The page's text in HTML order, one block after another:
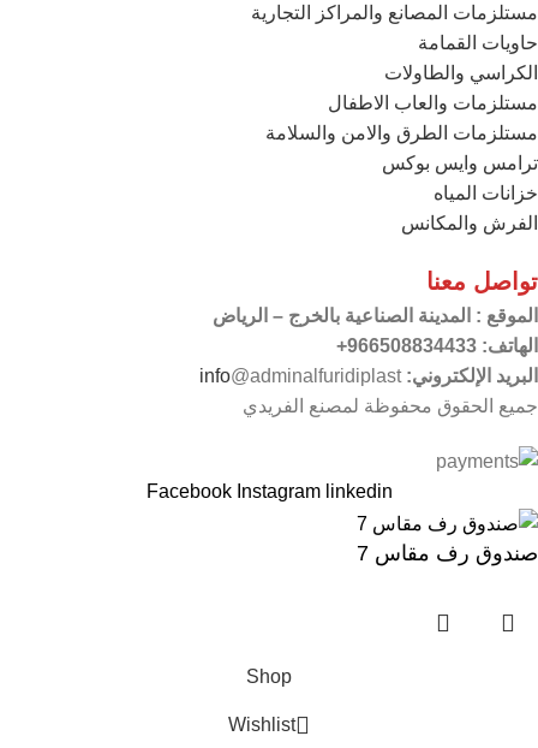
مستلزمات المصانع والمراكز التجارية
حاويات القمامة
الكراسي والطاولات
مستلزمات والعاب الاطفال
مستلزمات الطرق والامن والسلامة
ترامس وايس بوكس
خزانات المياه
الفرش والمكانس
تواصل معنا
الموقع : المدينة الصناعية بالخرج – الرياض
الهاتف: 966508834433+
البريد الإلكتروني:
info@adminalfuridiplast
جميع الحقوق محفوظة لمصنع الفريدي
Facebook Instagram linkedin
صندوق رف مقاس 7
Shop
Wishlist